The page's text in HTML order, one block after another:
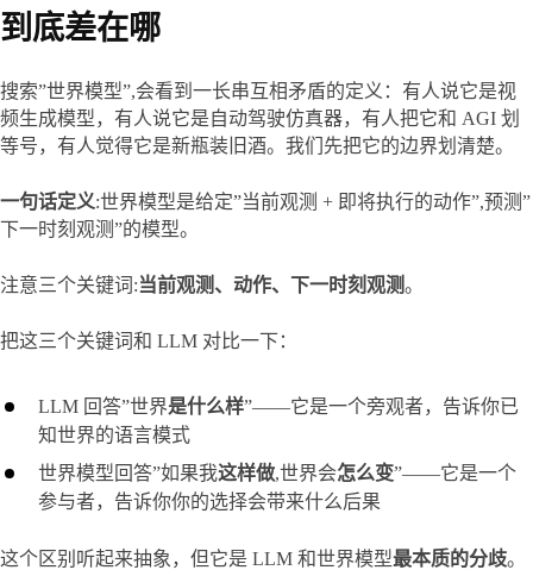
到底差在哪
搜索”世界模型”,会看到一长串互相矛盾的定义：有人说它是视
频生成模型，有人说它是自动驾驶仿真器，有人把它和 AGI 划
等号，有人觉得它是新瓶装旧酒。我们先把它的边界划清楚。
一句话定义:世界模型是给定”当前观测 + 即将执行的动作”,预测”
下一时刻观测”的模型。
注意三个关键词:当前观测、动作、下一时刻观测。
把这三个关键词和 LLM 对比一下：
LLM 回答”世界是什么样”——它是一个旁观者，告诉你已
知世界的语言模式
世界模型回答”如果我这样做,世界会怎么变”——它是一个
参与者，告诉你你的选择会带来什么后果
这个区别听起来抽象，但它是 LLM 和世界模型最本质的分歧。